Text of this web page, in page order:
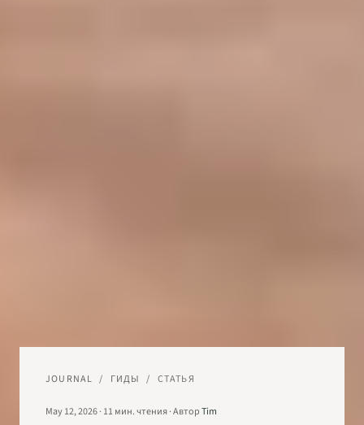
JOURNAL / ГИДЫ / СТАТЬЯ
May 12, 2026· 11мин. чтения·АвторTim